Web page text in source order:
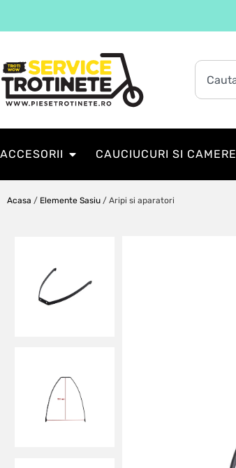
ACCESORII CAUCIUCURI SI CAMERE
Acasa / Elemente Sasiu / Aripi si aparatori